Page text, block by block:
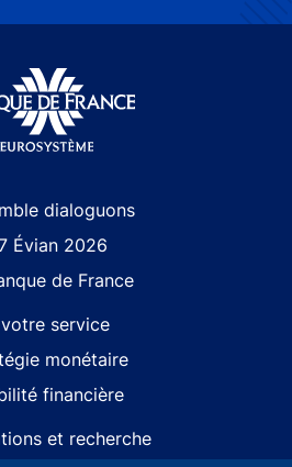
dialoguons
Évian 2026
de France
service
monétaire
financière
et recherche